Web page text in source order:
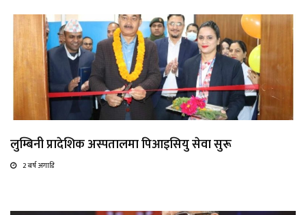
लुम्बिनी प्रादेशिक अस्पतालमा पिआइसियु सेवा सुरू
2 बर्ष अगाडि